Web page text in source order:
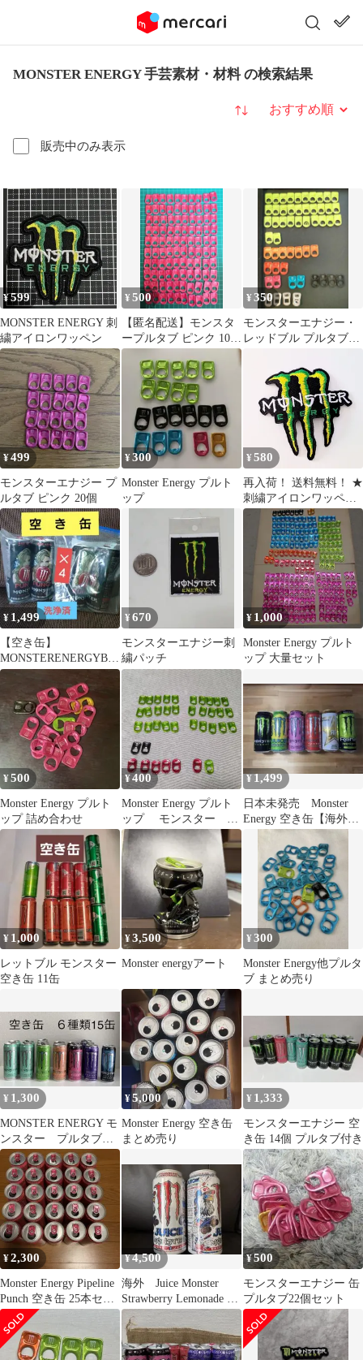
MONSTER ENERGY 手芸素材・材料 の検索結果
販売中のみ表示
並び替え
¥599
MONSTER ENERGY 刺
繍アイロンワッペン
¥500
【匿名配送】モンスタ
ープルタブ ピンク 100
個
¥350
モンスターエナジー・
レッドブル プルタブ54
¥499
モンスターエナジー プ
ルタブ ピンク 20個
¥300
Monster Energy プルト
ップ
¥580
再入荷！ 送料無料！ ★
刺繍アイロンワッペン
★【 Monster energy（
モンスター エナジー ）
エナジードリンク 】
〚アメリカン雑貨 アメ
トイ〛
¥1,499
【空き缶】
MONSTERENERGYBA
DAPPLE yasuモンエ
ナ【4本売】
¥670
モンスターエナジー刺
繍パッチ
¥ 1,000
Monster Energy プルト
ップ 大量セット
¥500
Monster Energy プルト
ップ 詰め合わせ
¥400
Monster Energy プルト
ップ モンスター バ
ドワイザー プルタブ
¥1,499
日本未発売 Monster
Energy 空き缶【海外限
定！！】6本セット
¥ 1,000
レットブル モンスター
空き缶 11缶
¥3,500
Monster energyアート
¥300
Monster Energy他プルタ
ブ まとめ売り
¥ 1,300
MONSTER ENERGY モ
ンスター プルタブ付
き 空き缶 工作 イ
ンテリア
¥5,000
Monster Energy 空き缶
まとめ売り
¥ 1,333
モンスターエナジー 空
き缶 14個 プルタブ付き
¥2,300
Monster Energy Pipeline
Punch 空き缶 25本セッ
ト
¥4,500
海外 Juice Monster
Strawberry Lemonade 空
き缶
¥500
モンスターエナジー 缶
プルタブ22個セット